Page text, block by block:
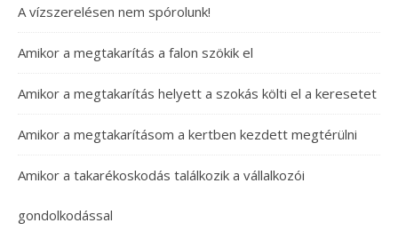
A vízszerelésen nem spórolunk!
Amikor a megtakarítás a falon szökik el
Amikor a megtakarítás helyett a szokás költi el a keresetet
Amikor a megtakarításom a kertben kezdett megtérülni
Amikor a takarékoskodás találkozik a vállalkozói
gondolkodással